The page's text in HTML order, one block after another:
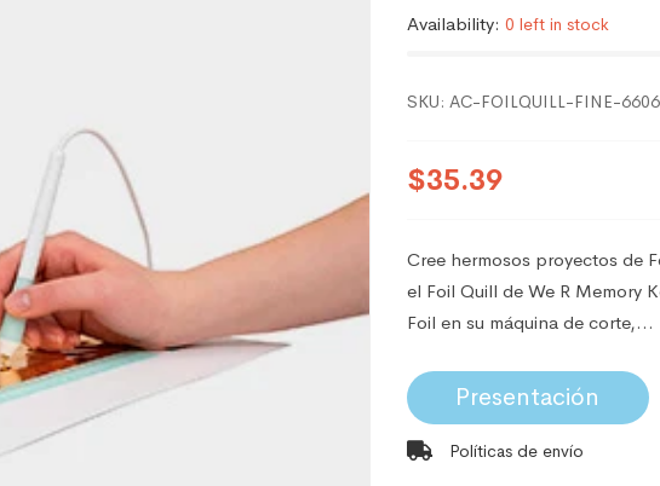
Availability: 0 left in stock
SKU: AC-FOILQUILL-FINE-
$35.39
Cree hermosos proyectos de
el Foil Quill de We R Memory
Foil en su máquina de corte,...
Presentación
Políticas de envío